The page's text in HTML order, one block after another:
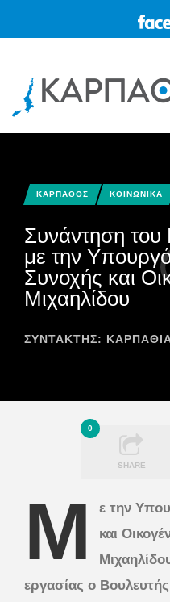
ΚΑΡΠΑΘΟΣ ΚΟΙΝΩΝΙΚΑ
Συνάντηση
με την
Συνοχής και
Μιχαηλίδου
ΣΥΝΤΆΚΤΗΣ:
0
SHARE
Μ
ε την
και
εργασίας ο